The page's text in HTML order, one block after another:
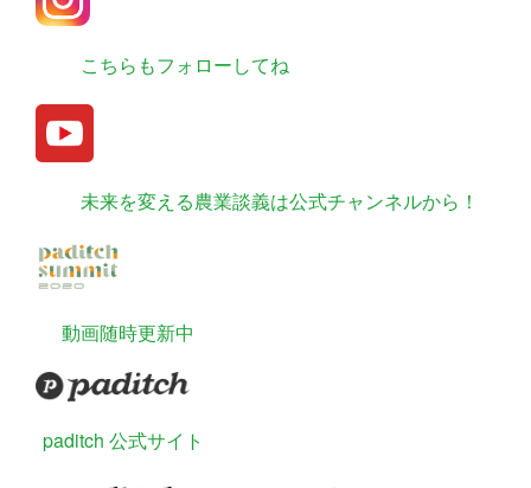
こちらもフォローしてね
未来を変える農業談義は公式チャンネルから！
動画随時更新中
paditch 公式サイト